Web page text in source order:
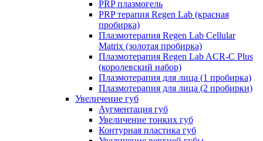
PRP плазмогель
PRP терапия Regen Lab (красная
пробирка)
Плазмотерапия Regen Lab Cellular
Matrix (золотая пробирка)
Плазмотерапия Regen Lab ACR-C Plus
(королевский набор)
Плазмотерапия для лица (1 пробирка)
Плазмотерапия для лица (2 пробирки)
Увеличение губ
Аугментация губ
Увеличение тонких губ
Контурная пластика губ